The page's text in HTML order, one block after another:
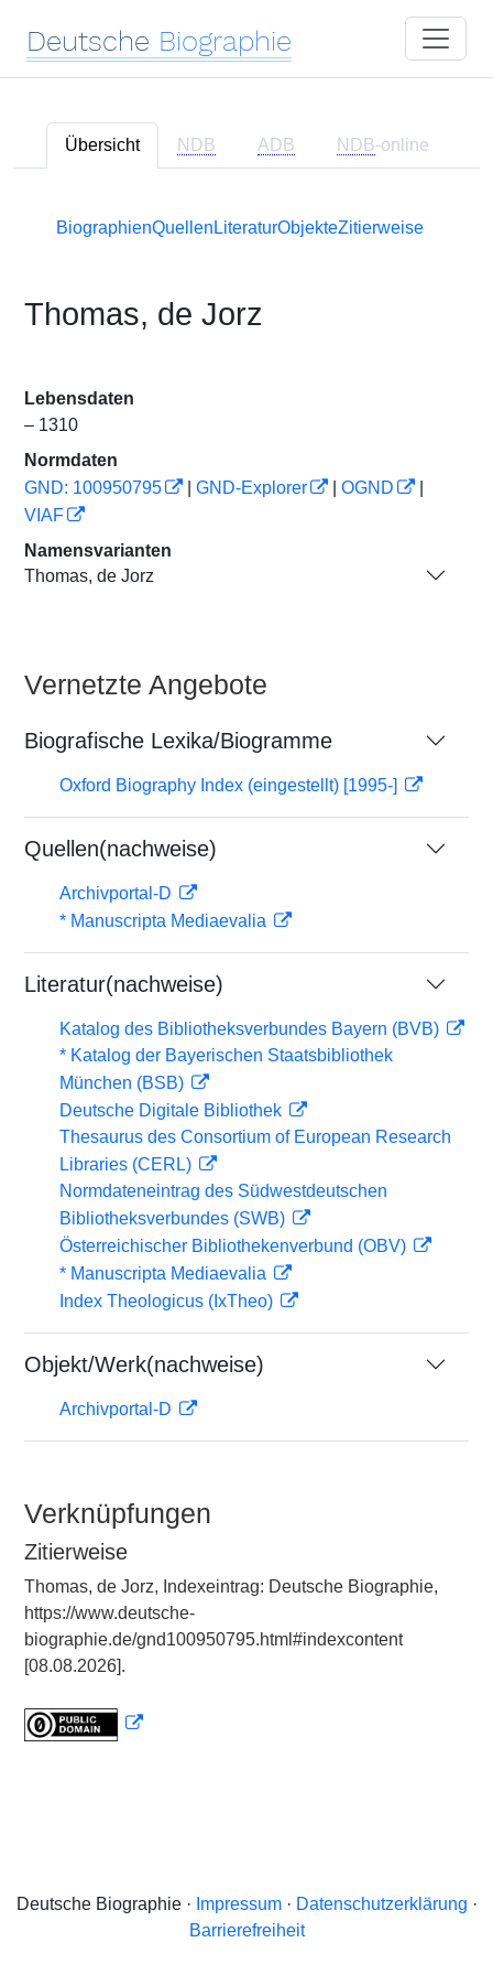
Deutsche Biographie
Übersicht NDB ADB NDB-online
BiographienQuellen LiteraturObjekteZitierweise
Thomas, de Jorz
Lebensdaten
– 1310
Normdaten
GND: 100950795
GND-Explorer OGND
VIAF
Namensvarianten
Thomas, de Jorz
Vernetzte Angebote
Biografische Lexika/Biogramme
Oxford Biography Index (eingestellt) [1995-]
Quellen(nachweise)
Archivportal-D
* Manuscripta Mediaevalia
Literatur(nachweise)
Katalog des Bibliotheksverbundes Bayern (BVB)
* Katalog der Bayerischen Staatsbibliothek
München (BSB)
Deutsche Digitale Bibliothek
Thesaurus des Consortium of European Research
Libraries (CERL)
Normdateneintrag des Südwestdeutschen
Bibliotheksverbundes (SWB)
Österreichischer Bibliothekenverbund (OBV)
* Manuscripta Mediaevalia
Index Theologicus (IxTheo)
Objekt/Werk(nachweise)
Archivportal-D
Verknüpfungen
Zitierweise
Thomas, de Jorz, Indexeintrag: Deutsche Biographie,
https://www.deutsche-
biographie.de/gnd100950795.html#indexcontent
[08.08.2026].
Deutsche Biographie · Impressum· Datenschutzerklärung ·
Barrierefreiheit